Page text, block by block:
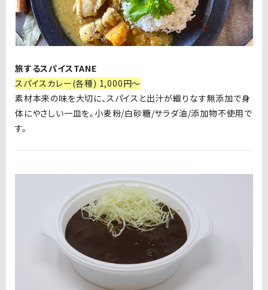
旅するスパイスTANE
スパイスカレー(各種) 1,000円～
素材本来の味を大切に、スパイスと出汁が織りなす無添加で身
体にやさしい一皿を。小麦粉/白砂糖/サラダ油/添加物不使用で
す。